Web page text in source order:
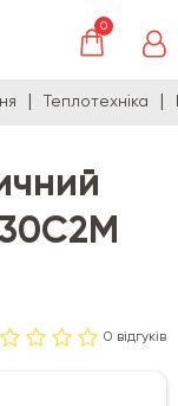
0
Теплотехніка
0 відгуків